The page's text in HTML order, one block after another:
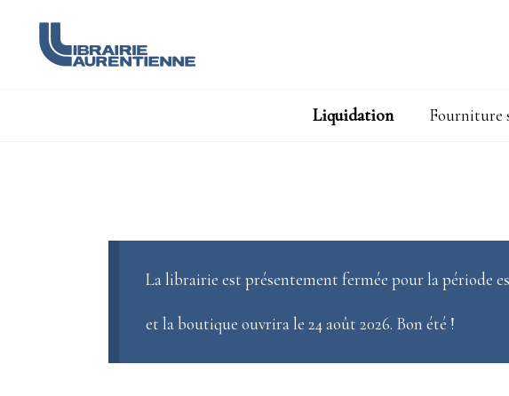
Liquidation Fourniture
La librairie est présentement fermée pour la période
et la boutique ouvrira le 24 août 2026. Bon été !